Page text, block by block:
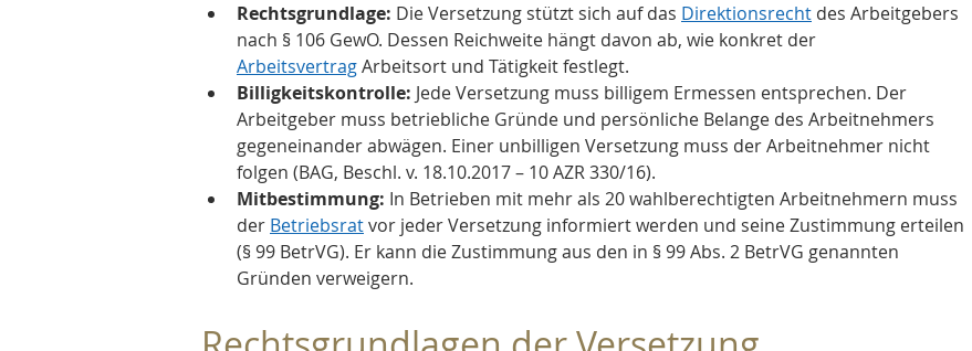
Rechtsgrundlage: Die Versetzung stützt sich auf das Direktionsrecht des Arbeitgebers
nach § 106 GewO. Dessen Reichweite hängt davon ab, wie konkret der
Arbeitsvertrag Arbeitsort und Tätigkeit festlegt.
Billigkeitskontrolle: Jede Versetzung muss billigem Ermessen entsprechen. Der
Arbeitgeber muss betriebliche Gründe und persönliche Belange des Arbeitnehmers
gegeneinander abwägen. Einer unbilligen Versetzung muss der Arbeitnehmer nicht
folgen (BAG, Beschl. v. 18.10.2017 – 10 AZR 330/16).
Mitbestimmung: In Betrieben mit mehr als 20 wahlberechtigten Arbeitnehmern muss
der Betriebsrat vor jeder Versetzung informiert werden und seine Zustimmung erteilen
(§ 99 BetrVG). Er kann die Zustimmung aus den in § 99 Abs. 2 BetrVG genannten
Gründen verweigern.